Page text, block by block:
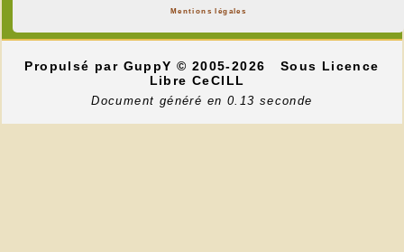
Mentions légales
Propulsé par GuppY© 2005-2026
Sous Licence
Libre CeCILL
Document généré en 0.13 seconde